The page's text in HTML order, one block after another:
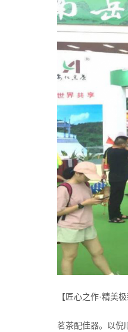
【匠心之作·精美
茗茶配佳器。以倪